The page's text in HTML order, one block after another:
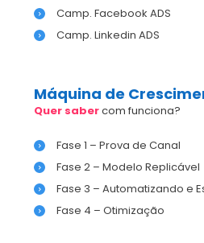
Camp. Facebook ADS
Camp. Linkedin ADS
Máquina de
Quer sabercom funciona?
Fase 1 – Prova de Canal
Fase 2 – Modelo Replicável
Fase 3 – Automatizando e
Fase 4 – Otimização